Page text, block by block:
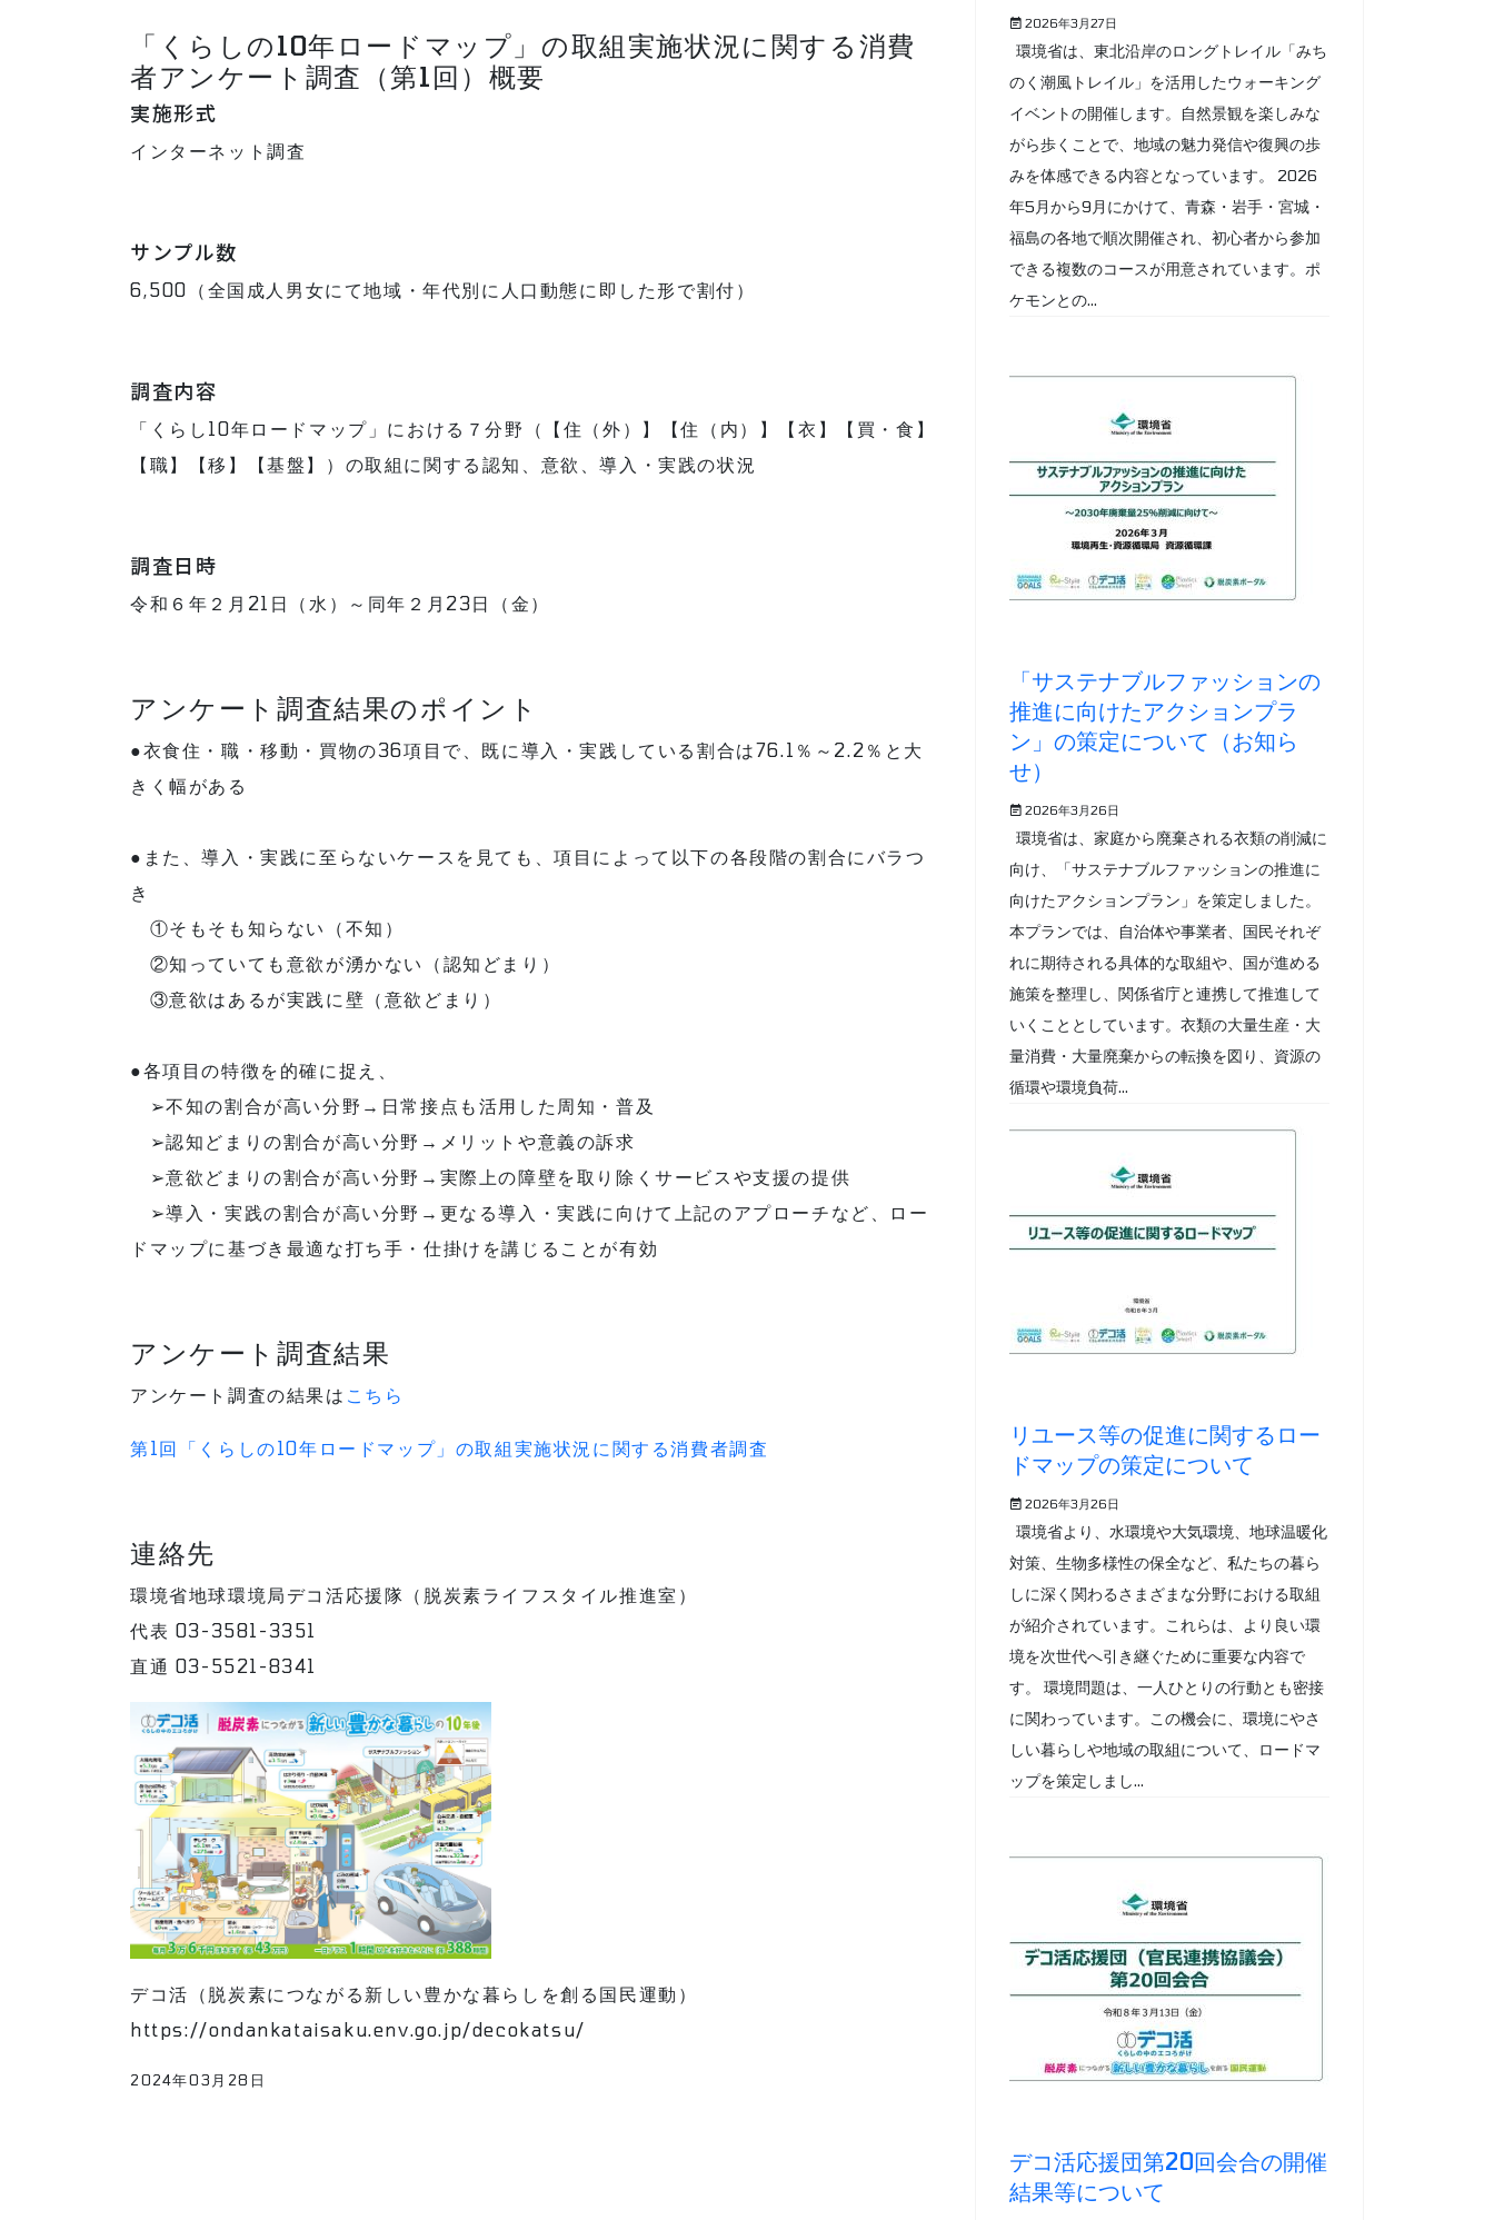
「くらしの10年ロードマップ」の取組実施状況に関する消費
者アンケート調査（第1回）概要
実施形式
インターネット調査
サンプル数
6,500（全国成人男女にて地域・年代別に人口動態に即した形で割付）
調査内容
「くらし10年ロードマップ」における７分野（【住（外）】【住（内）】【衣】【買・食】
【職】【移】【基盤】）の取組に関する認知、意欲、導入・実践の状況
調査日時
令和６年２月21日（水）～同年２月23日（金）
アンケート調査結果のポイント
●衣食住・職・移動・買物の36項目で、既に導入・実践している割合は76.1％～2.2％と大
きく幅がある
●また、導入・実践に至らないケースを見ても、項目によって以下の各段階の割合にバラつ
き
①そもそも知らない（不知）
②知っていても意欲が湧かない（認知どまり）
③意欲はあるが実践に壁（意欲どまり）
●各項目の特徴を的確に捉え、
➢不知の割合が高い分野→日常接点も活用した周知・普及
➢認知どまりの割合が高い分野→メリットや意義の訴求
➢意欲どまりの割合が高い分野→実際上の障壁を取り除くサービスや支援の提供
➢導入・実践の割合が高い分野→更なる導入・実践に向けて上記のアプローチなど、ロー
ドマップに基づき最適な打ち手・仕掛けを講じることが有効
アンケート調査結果
アンケート調査の結果は こちら
第1回「くらしの10年ロードマップ」の取組実施状況に関する消費者調査
連絡先
環境省地球環境局デコ活応援隊（脱炭素ライフスタイル推進室）
代表 03-3581-3351
直通 03-5521-8341
デコ活（脱炭素につながる新しい豊かな暮らしを創る国民運動）
https://ondankataisaku.env.go.jp/decokatsu/
2024年03月28日
2026年3月27日
環境省は、東北沿岸のロングトレイル「みち
のく潮風トレイル」を活用したウォーキング
イベントの開催します。自然景観を楽しみな
がら歩くことで、地域の魅力発信や復興の歩
みを体感できる内容となっています。 2026
年5月から9月にかけて、青森・岩手・宮城・
福島の各地で順次開催され、初心者から参加
できる複数のコースが用意されています。ポ
ケモンとの...
「サステナブルファッションの
推進に向けたアクションプラ
ン」の策定について（お知ら
せ）
2026年3月26日
環境省は、家庭から廃棄される衣類の削減に
向け、「サステナブルファッションの推進に
向けたアクションプラン」を策定しました。
本プランでは、自治体や事業者、国民それぞ
れに期待される具体的な取組や、国が進める
施策を整理し、関係省庁と連携して推進して
いくこととしています。衣類の大量生産・大
量消費・大量廃棄からの転換を図り、資源の
循環や環境負荷...
リユース等の促進に関するロー
ドマップの策定について
2026年3月26日
環境省より、水環境や大気環境、地球温暖化
対策、生物多様性の保全など、私たちの暮ら
しに深く関わるさまざまな分野における取組
が紹介されています。これらは、より良い環
境を次世代へ引き継ぐために重要な内容で
す。 環境問題は、一人ひとりの行動とも密接
に関わっています。この機会に、環境にやさ
しい暮らしや地域の取組について、ロードマ
ップを策定しまし...
デコ活応援団第20回会合の開催
結果等について